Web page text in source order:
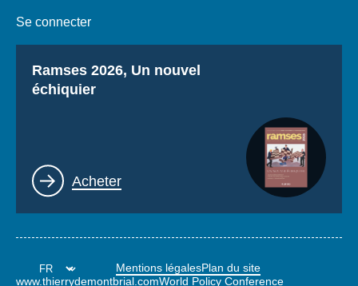
Se connecter
Titre
Ramses 2026, Un nouvel
échiquier
Lien
Acheter
Mentions légalesPlan du site
www.thierrydemontbrial.comWorld Policy Conference